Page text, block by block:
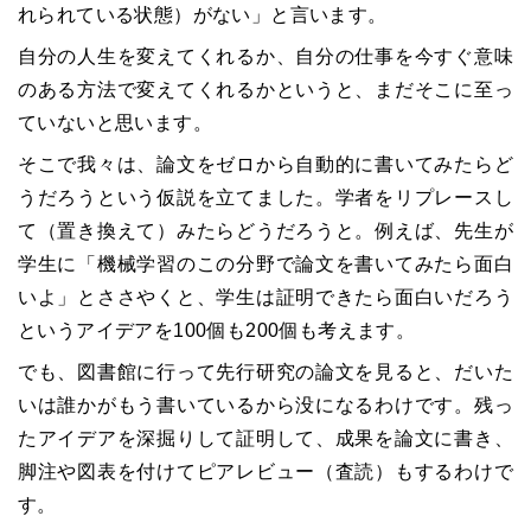
れられている状態）がない」と言います。
自分の人生を変えてくれるか、自分の仕事を今すぐ意味
のある方法で変えてくれるかというと、まだそこに至っ
ていないと思います。
そこで我々は、論文をゼロから自動的に書いてみたらど
うだろうという仮説を立てました。学者をリプレースし
て（置き換えて）みたらどうだろうと。例えば、先生が
学生に「機械学習のこの分野で論文を書いてみたら面白
いよ」とささやくと、学生は証明できたら面白いだろう
というアイデアを100個も200個も考えます。
でも、図書館に行って先行研究の論文を見ると、だいた
いは誰かがもう書いているから没になるわけです。残っ
たアイデアを深掘りして証明して、成果を論文に書き、
脚注や図表を付けてピアレビュー（査読）もするわけで
す。